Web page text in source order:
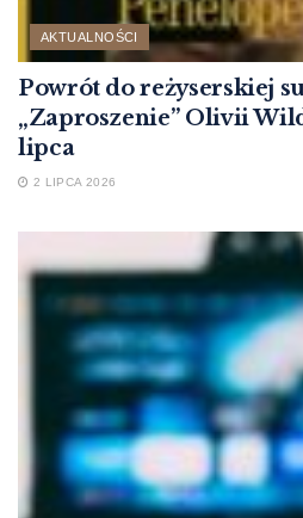
AKTUALNOŚCI
Powrót do reżyserskiej
„Zaproszenie” Olivii
lipca
2 LIPCA 2026